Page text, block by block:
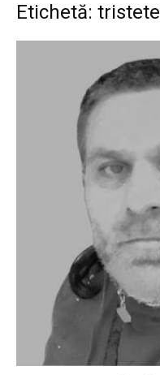
Etichetă: tristete